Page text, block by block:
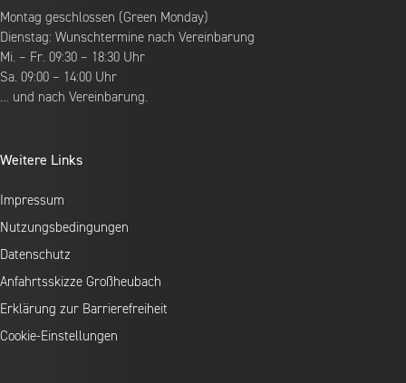
Montag geschlossen (Green Monday)
Dienstag: Wunschtermine nach Vereinbarung
Mi. – Fr. 09:30 – 18:30 Uhr
Sa. 09:00 – 14:00 Uhr
… und nach Vereinbarung.
Weitere Links
Impressum
Nutzungsbedingungen
Datenschutz
Anfahrtsskizze Großheubach
Erklärung zur Barrierefreiheit
Cookie-Einstellungen